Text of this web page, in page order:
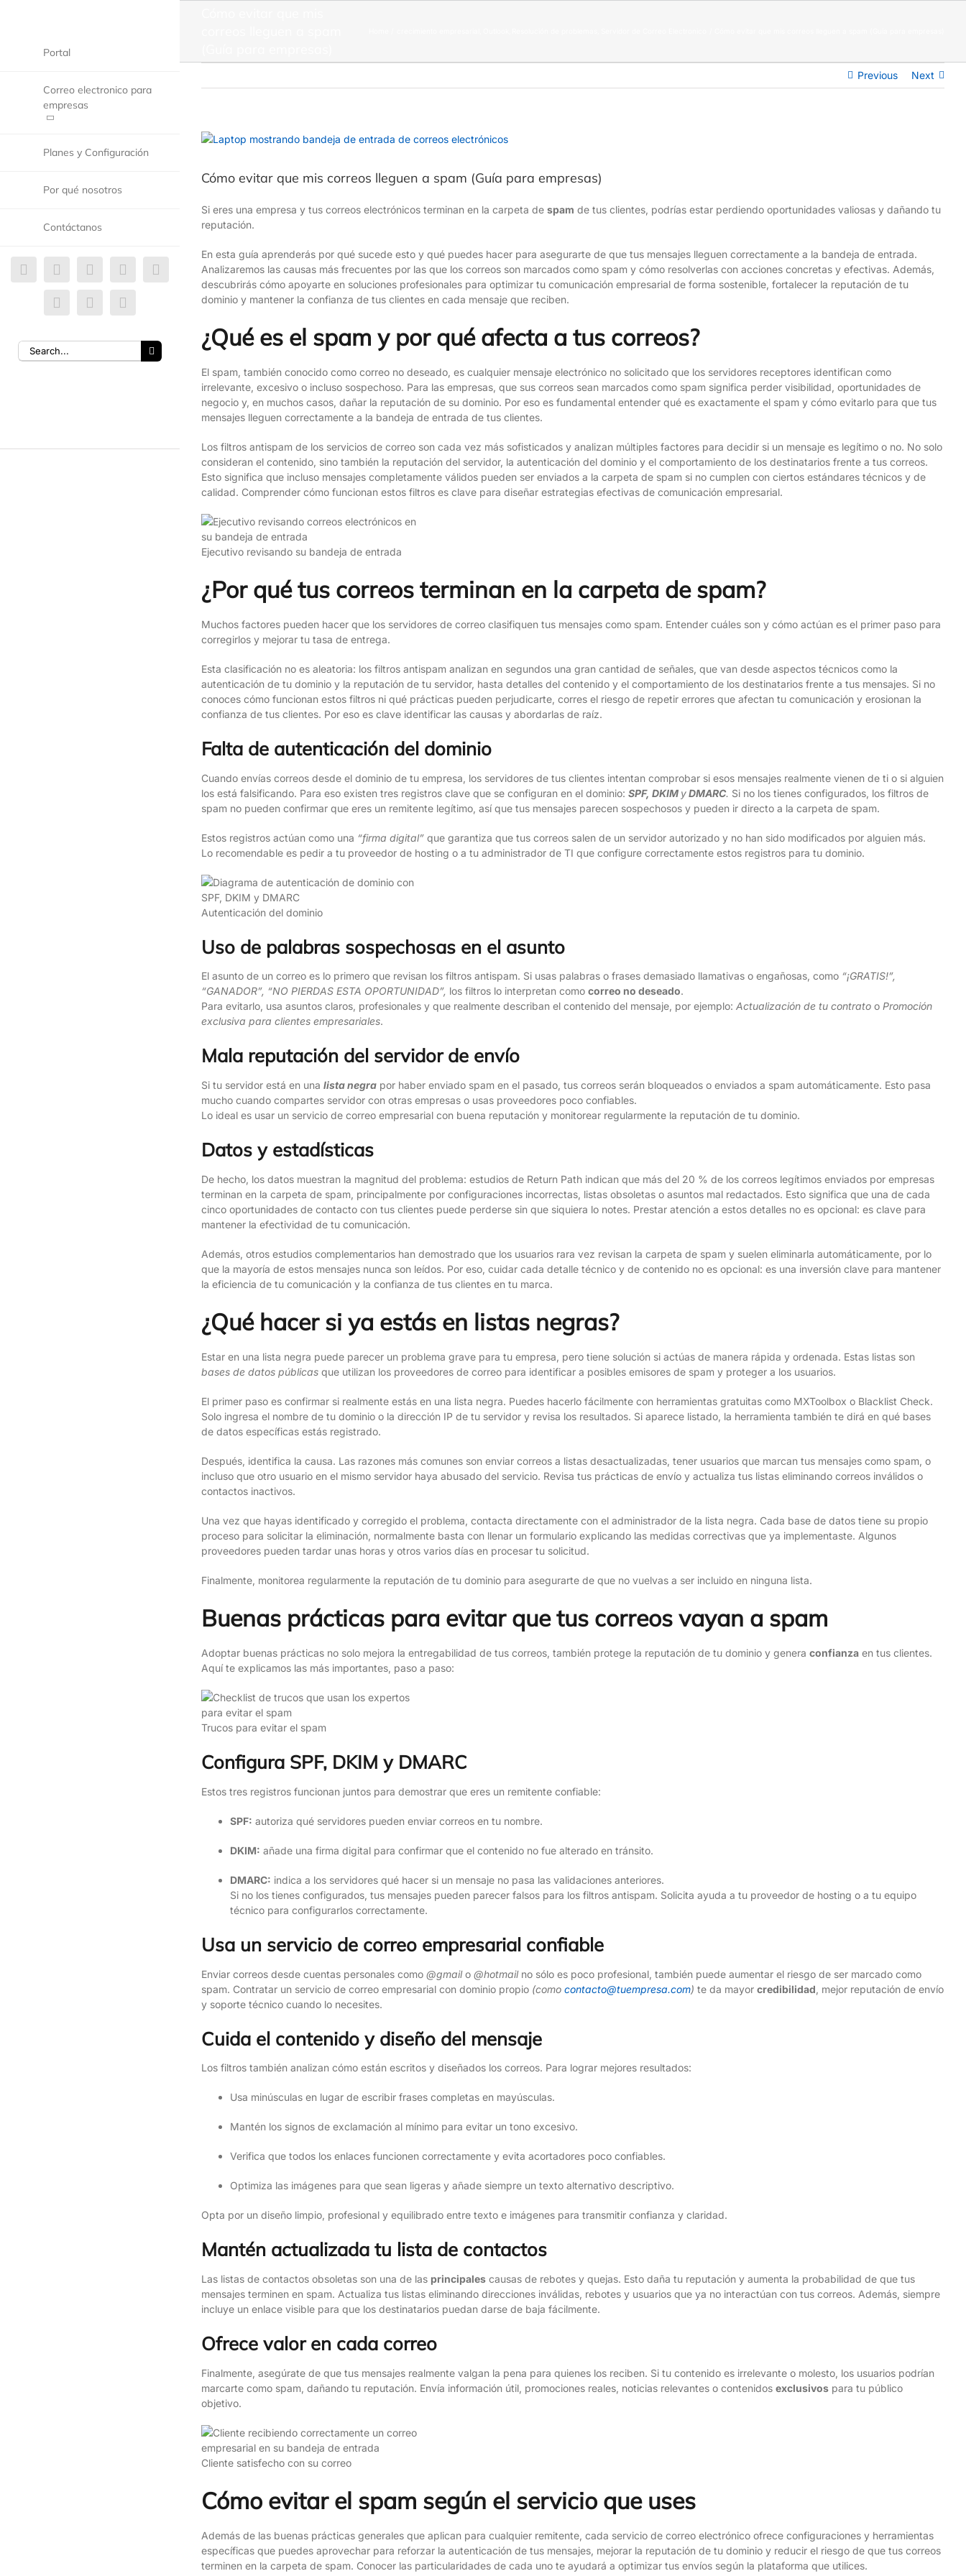
Portal
Correo electronico para
empresas
Planes y Configuración
Por qué nosotros
Contáctanos
Previous Next
Cómo evitar que mis correos lleguen a spam (Guía para empresas)
Si eres una empresa y tus correos electrónicos terminan en la carpeta de spam de tus clientes, podrías estar perdiendo oportunidades valiosas y dañando tu
reputación.
En esta guía aprenderás por qué sucede esto y qué puedes hacer para asegurarte de que tus mensajes lleguen correctamente a la bandeja de entrada.
Analizaremos las causas más frecuentes por las que los correos son marcados como spam y cómo resolverlas con acciones concretas y efectivas. Además,
descubrirás cómo apoyarte en soluciones profesionales para optimizar tu comunicación empresarial de forma sostenible, fortalecer la reputación de tu
dominio y mantener la confianza de tus clientes en cada mensaje que reciben.
¿Qué es el spam y por qué afecta a tus correos?
El spam, también conocido como correo no deseado, es cualquier mensaje electrónico no solicitado que los servidores receptores identifican como
irrelevante, excesivo o incluso sospechoso. Para las empresas, que sus correos sean marcados como spam significa perder visibilidad, oportunidades de
negocio y, en muchos casos, dañar la reputación de su dominio. Por eso es fundamental entender qué es exactamente el spam y cómo evitarlo para que tus
mensajes lleguen correctamente a la bandeja de entrada de tus clientes.
Los filtros antispam de los servicios de correo son cada vez más sofisticados y analizan múltiples factores para decidir si un mensaje es legítimo o no. No solo
consideran el contenido, sino también la reputación del servidor, la autenticación del dominio y el comportamiento de los destinatarios frente a tus correos.
Esto significa que incluso mensajes completamente válidos pueden ser enviados a la carpeta de spam si no cumplen con ciertos estándares técnicos y de
calidad. Comprender cómo funcionan estos filtros es clave para diseñar estrategias efectivas de comunicación empresarial.
Ejecutivo revisando su bandeja de entrada
¿Por qué tus correos terminan en la carpeta de spam?
Muchos factores pueden hacer que los servidores de correo clasifiquen tus mensajes como spam. Entender cuáles son y cómo actúan es el primer paso para
corregirlos y mejorar tu tasa de entrega.
Esta clasificación no es aleatoria: los filtros antispam analizan en segundos una gran cantidad de señales, que van desde aspectos técnicos como la
autenticación de tu dominio y la reputación de tu servidor, hasta detalles del contenido y el comportamiento de los destinatarios frente a tus mensajes. Si no
conoces cómo funcionan estos filtros ni qué prácticas pueden perjudicarte, corres el riesgo de repetir errores que afectan tu comunicación y erosionan la
confianza de tus clientes. Por eso es clave identificar las causas y abordarlas de raíz.
Falta de autenticación del dominio
Cuando envías correos desde el dominio de tu empresa, los servidores de tus clientes intentan comprobar si esos mensajes realmente vienen de ti o si alguien
los está falsificando. Para eso existen tres registros clave que se configuran en el dominio: SPF, DKIM yDMARC. Si no los tienes configurados, los filtros de
spam no pueden confirmar que eres un remitente legítimo, así que tus mensajes parecen sospechosos y pueden ir directo a la carpeta de spam.
Estos registros actúan como una “firma digital” que garantiza que tus correos salen de un servidor autorizado y no han sido modificados por alguien más.
Lo recomendable es pedir a tu proveedor de hosting o a tu administrador de TI que configure correctamente estos registros para tu dominio.
Autenticación del dominio
Uso de palabras sospechosas en el asunto
El asunto de un correo es lo primero que revisan los filtros antispam. Si usas palabras o frases demasiado llamativas o engañosas, como “¡GRATIS!”,
“GANADOR”, “NO PIERDAS ESTA OPORTUNIDAD”, los filtros lo interpretan como correo no deseado.
Para evitarlo, usa asuntos claros, profesionales y que realmente describan el contenido del mensaje, por ejemplo: Actualización de tu contrato o Promoción
exclusiva para clientes empresariales.
Mala reputación del servidor de envío
Si tu servidor está en una lista negra por haber enviado spam en el pasado, tus correos serán bloqueados o enviados a spam automáticamente. Esto pasa
mucho cuando compartes servidor con otras empresas o usas proveedores poco confiables.
Lo ideal es usar un servicio de correo empresarial con buena reputación y monitorear regularmente la reputación de tu dominio.
Datos y estadísticas
De hecho, los datos muestran la magnitud del problema: estudios de Return Path indican que más del 20 % de los correos legítimos enviados por empresas
terminan en la carpeta de spam, principalmente por configuraciones incorrectas, listas obsoletas o asuntos mal redactados. Esto significa que una de cada
cinco oportunidades de contacto con tus clientes puede perderse sin que siquiera lo notes. Prestar atención a estos detalles no es opcional: es clave para
mantener la efectividad de tu comunicación.
Además, otros estudios complementarios han demostrado que los usuarios rara vez revisan la carpeta de spam y suelen eliminarla automáticamente, por lo
que la mayoría de estos mensajes nunca son leídos. Por eso, cuidar cada detalle técnico y de contenido no es opcional: es una inversión clave para mantener
la eficiencia de tu comunicación y la confianza de tus clientes en tu marca.
¿Qué hacer si ya estás en listas negras?
Estar en una lista negra puede parecer un problema grave para tu empresa, pero tiene solución si actúas de manera rápida y ordenada. Estas listas son
bases de datos públicas que utilizan los proveedores de correo para identificar a posibles emisores de spam y proteger a los usuarios.
El primer paso es confirmar si realmente estás en una lista negra. Puedes hacerlo fácilmente con herramientas gratuitas como MXToolbox o Blacklist Check.
Solo ingresa el nombre de tu dominio o la dirección IP de tu servidor y revisa los resultados. Si aparece listado, la herramienta también te dirá en qué bases
de datos específicas estás registrado.
Después, identifica la causa. Las razones más comunes son enviar correos a listas desactualizadas, tener usuarios que marcan tus mensajes como spam, o
incluso que otro usuario en el mismo servidor haya abusado del servicio. Revisa tus prácticas de envío y actualiza tus listas eliminando correos inválidos o
contactos inactivos.
Una vez que hayas identificado y corregido el problema, contacta directamente con el administrador de la lista negra. Cada base de datos tiene su propio
proceso para solicitar la eliminación, normalmente basta con llenar un formulario explicando las medidas correctivas que ya implementaste. Algunos
proveedores pueden tardar unas horas y otros varios días en procesar tu solicitud.
Finalmente, monitorea regularmente la reputación de tu dominio para asegurarte de que no vuelvas a ser incluido en ninguna lista.
Buenas prácticas para evitar que tus correos vayan a spam
Adoptar buenas prácticas no solo mejora la entregabilidad de tus correos, también protege la reputación de tu dominio y genera confianza en tus clientes.
Aquí te explicamos las más importantes, paso a paso:
Trucos para evitar el spam
Configura SPF, DKIM y DMARC
Estos tres registros funcionan juntos para demostrar que eres un remitente confiable:
SPF: autoriza qué servidores pueden enviar correos en tu nombre.
DKIM: añade una firma digital para confirmar que el contenido no fue alterado en tránsito.
DMARC: indica a los servidores qué hacer si un mensaje no pasa las validaciones anteriores.
Si no los tienes configurados, tus mensajes pueden parecer falsos para los filtros antispam. Solicita ayuda a tu proveedor de hosting o a tu equipo
técnico para configurarlos correctamente.
Usa un servicio de correo empresarial confiable
Enviar correos desde cuentas personales como @gmailo @hotmailno sólo es poco profesional, también puede aumentar el riesgo de ser marcado como
spam. Contratar un servicio de correo empresarial con dominio propio (como contacto@tuempresa.com) te da mayor credibilidad , mejor reputación de envío
y soporte técnico cuando lo necesites.
Cuida el contenido y diseño del mensaje
Los filtros también analizan cómo están escritos y diseñados los correos. Para lograr mejores resultados:
Usa minúsculas en lugar de escribir frases completas en mayúsculas.
Mantén los signos de exclamación al mínimo para evitar un tono excesivo.
Verifica que todos los enlaces funcionen correctamente y evita acortadores poco confiables.
Optimiza las imágenes para que sean ligeras y añade siempre un texto alternativo descriptivo.
Opta por un diseño limpio, profesional y equilibrado entre texto e imágenes para transmitir confianza y claridad.
Mantén actualizada tu lista de contactos
Las listas de contactos obsoletas son una de las principales causas de rebotes y quejas. Esto daña tu reputación y aumenta la probabilidad de que tus
mensajes terminen en spam. Actualiza tus listas eliminando direcciones inválidas, rebotes y usuarios que ya no interactúan con tus correos. Además, siempre
incluye un enlace visible para que los destinatarios puedan darse de baja fácilmente.
Ofrece valor en cada correo
Finalmente, asegúrate de que tus mensajes realmente valgan la pena para quienes los reciben. Si tu contenido es irrelevante o molesto, los usuarios podrían
marcarte como spam, dañando tu reputación. Envía información útil, promociones reales, noticias relevantes o contenidos exclusivos para tu público
objetivo.
Cliente satisfecho con su correo
Cómo evitar el spam según el servicio que uses
Además de las buenas prácticas generales que aplican para cualquier remitente, cada servicio de correo electrónico ofrece configuraciones y herramientas
específicas que puedes aprovechar para reforzar la autenticación de tus mensajes, mejorar la reputación de tu dominio y reducir el riesgo de que tus correos
terminen en la carpeta de spam. Conocer las particularidades de cada uno te ayudará a optimizar tus envíos según la plataforma que utilices.